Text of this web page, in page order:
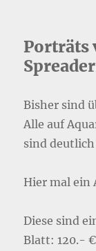
Porträts
Bisher sind
Alle auf
sind
Hier mal ein
Diese sind
Blatt: 120.- €